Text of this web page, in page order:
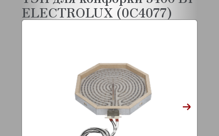
ELECTROLUX (0C4077)